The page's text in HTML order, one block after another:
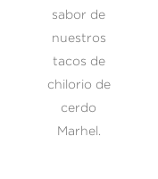
sabor de
nuestros
tacos de
chilorio de
cerdo
Marhel.